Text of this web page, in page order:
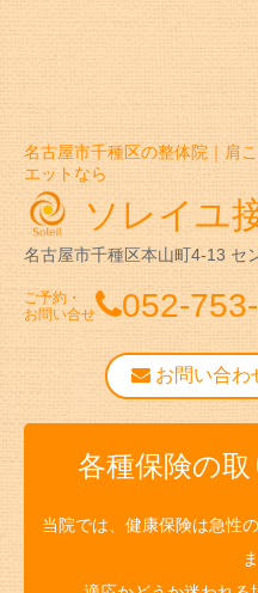
名古屋市千種区の整体院｜肩
エットなら
ソレイユ
名古屋市千種区本山町4-13 セ
ご予約・
お問い合せ
052-
お問い合わ
各種保険の
当院では、健康保険は急性